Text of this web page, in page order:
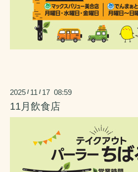
2025 / 11 / 17 08:59
11月飲食店